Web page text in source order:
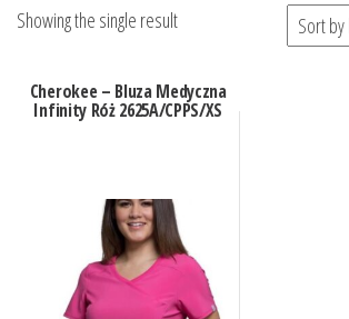
Showing the single result
Cherokee – Bluza Medyczna
Infinity Róż 2625A/CPPS/XS